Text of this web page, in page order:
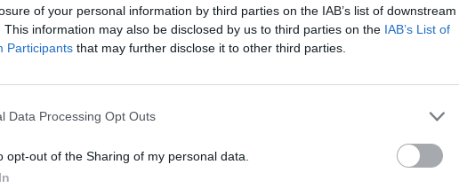
of your personal information by third parties on the IAB’s list of downstream
This information may also be disclosed by us to third parties on the IAB’s List of
Participants that may further disclose it to other third parties.
Data Processing Opt Outs
opt-out of the Sharing of my personal data.
Οι συναυλίες
εισιτήρια -
τις τιμές
συγκρούστηκε με φορτηγό γύρω
Ελλάδας) στο σκεπαστό τμήμα του
δήλωσε στο Γαλλικό Πρακτορείο